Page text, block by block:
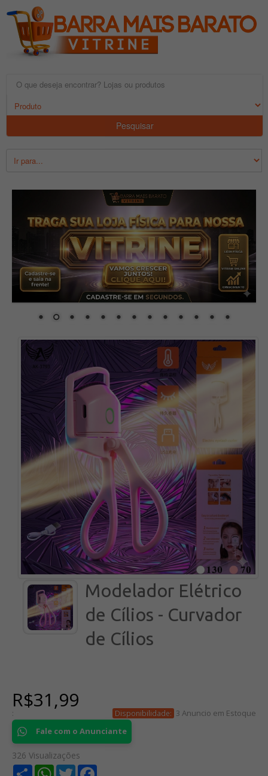
Pesquisar
Modelador Elétrico
de Cílios - Curvador
de Cílios
R$31,99
: Disponibilidade: 3 Anuncio em Estoque
Fale com o Anunciante
326 Visualizações
Share WhatsApp
Twitter